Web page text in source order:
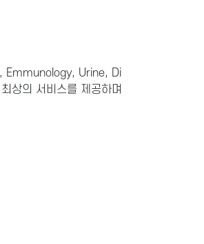
Emmunology, Urine, Di
상의 서비스를 제공하며